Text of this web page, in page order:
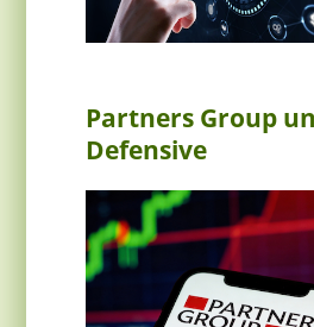
Partners Group
Defensive